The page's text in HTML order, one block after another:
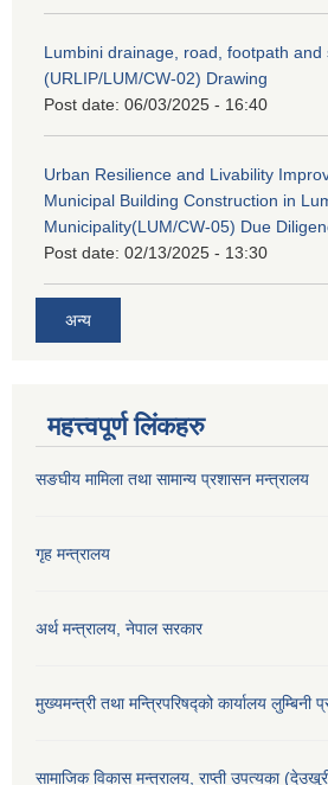
Lumbini drainage, road, footpath
(URLIP/LUM/CW-02) Drawing
Post date: 06/03/2025 - 16:40
Urban Resilience and Livability
Municipal Building Construction in
Municipality(LUM/CW-05) Due
Post date: 02/13/2025 - 13:30
अन्य
महत्त्वपूर्ण लिंकहरु
सङघीय मामिला तथा सामान्य प्रशासन मन्‍त्रालय
गृह मन्त्रालय
अर्थ मन्त्रालय, नेपाल सरकार
मुख्यमन्त्री तथा मन्त्रिपरिषद्को कार्यालय लुम्बिनी
सामाजिक विकास मन्‍‍त्रालय, राप्ती उपत्यका